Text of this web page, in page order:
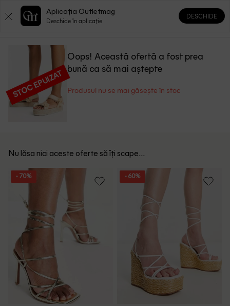
0 0
STOC EPUIZAT
Oops! Această ofertă a fost prea
bună ca să mai aștepte
Produsul nu se mai găsește în stoc
Nu lăsa nici aceste oferte să îți scape...
- 70% - 60%
Aplicația Outletmag
Deschide în aplicație
DESCHIDE